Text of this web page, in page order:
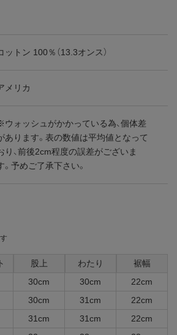
ットン 100％（13.3オンス）
メリカ
ウォッシュがかかっている為、個体差
あります。表の数値は平均値となって
り、前後2cm程度の誤差がございま
。予めご了承下さい。
股上 わたり
裾幅
30cm 30cm
22cm
30cm 31cm
22cm
31cm 31cm
22cm